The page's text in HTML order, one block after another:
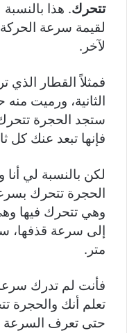
تتحرك. هذا
لقيمة سرعة
لآخر.
فمثلاً القطار
الثانية، ورميت
ستجد الحجرة
فإنها تبعد عنك كل
لكن بالنسبة لي
وهي تتحرك فيها
متر.
فأنت لم تدرك
تعلم أنك والحجرة
حتى تعرف السرعة